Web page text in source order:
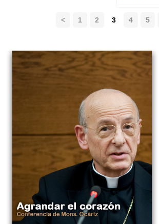
< 1 2 3 4 5